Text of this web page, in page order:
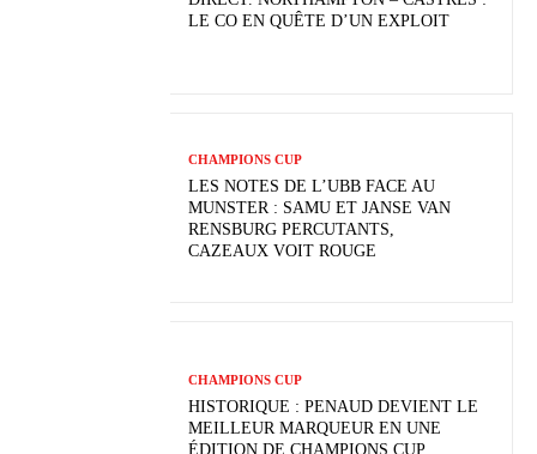
LE CO EN QUÊTE D’UN EXPLOIT
CHAMPIONS CUP
LES NOTES DE L’UBB FACE AU
MUNSTER : SAMU ET JANSE VAN
RENSBURG PERCUTANTS,
CAZEAUX VOIT ROUGE
CHAMPIONS CUP
HISTORIQUE : PENAUD DEVIENT LE
MEILLEUR MARQUEUR EN UNE
ÉDITION DE CHAMPIONS CUP